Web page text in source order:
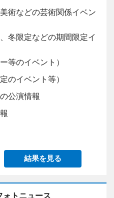
術などの芸術関係イベン
冬限定などの期間限定イ
等のイベント）
のイベント等）
公演情報
結果を見る
ォトニュース